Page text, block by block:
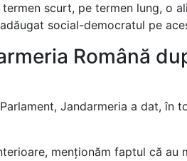
scurt, pe termen lung, o
social-democratul pe
Română
Jandarmeria a dat, în
menționăm faptul că au